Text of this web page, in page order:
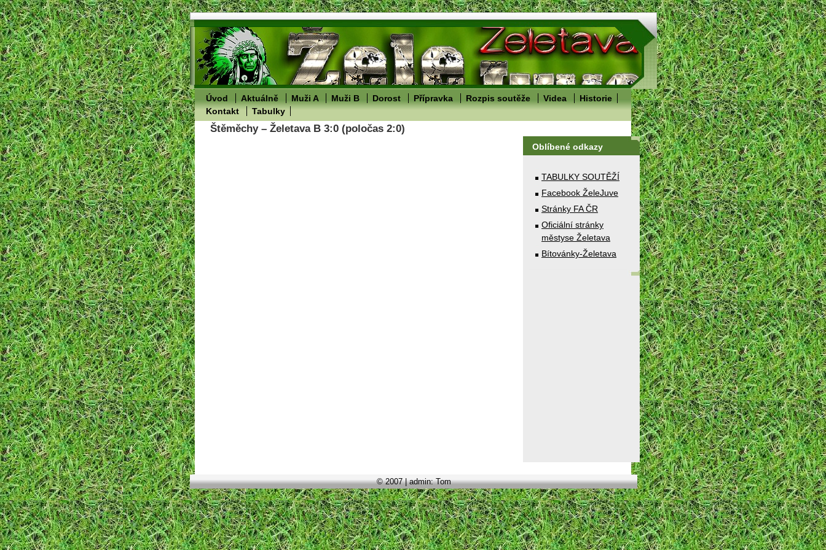
Úvod Aktuálně Muži A Muži B Dorost Přípravka Rozpis soutěže Videa
Historie
Kontakt
Tabulky
Oblíbené odkazy
TABULKY SOUTĚŽÍ
Facebook ŽeleJuve
Stránky FA ČR
Oficiální stránky
městyse Želetava
Bítovánky-Želetava
Štěměchy – Želetava B 3:0 (poločas 2:0)
© 2007 | admin: Tom